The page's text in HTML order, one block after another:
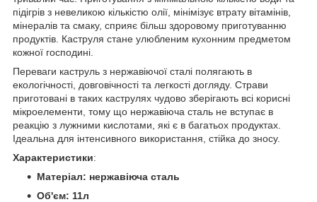
підігрів з невеликою кількістю олії, мінімізує втрату вітамінів,
мінералів та смаку, сприяє більш здоровому приготуванню
продуктів. Каструля стане улюбленим кухонним предметом
кожної господині.
Переваги каструль з нержавіючої сталі полягають в
екологічності, довговічності та легкості догляду. Страви
приготовані в таких каструлях чудово зберігають всі корисні
мікроелементи, тому що нержавіюча сталь не вступає в
реакцію з лужними кислотами, які є в багатьох продуктах.
Ідеальна для інтенсивного використання, стійка до зносу.
Характеристики:
Матеріал: нержавіюча сталь
Об'єм: 11л